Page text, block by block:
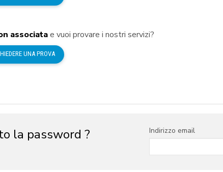
associatae vuoi provare i nostri servizi?
UNA PROVA
la password ? Indirizzo email